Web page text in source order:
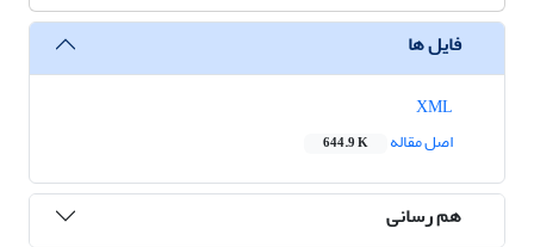
فایل ها
اصل مقاله
644.9 K
هم رسانی